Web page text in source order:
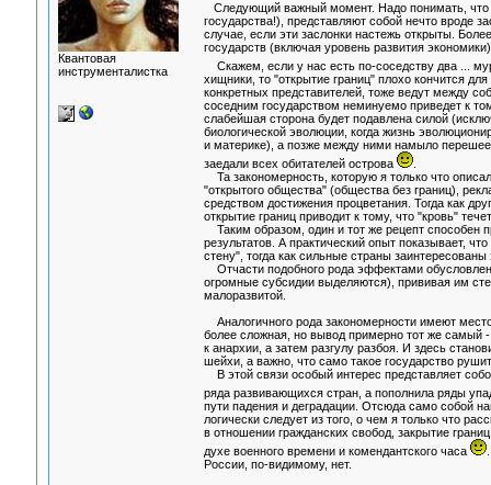
Квантовая
инструменталистка
Следующий важный момент. Надо понимать, что
государства!), представляют собой нечто вроде
случае, если эти заслонки настежь открыты.
государств (включая уровень развития
Скажем, если у нас есть по-соседству два ...
хищники, то "открытие границ" плохо кончится
конкретных представителей, тоже ведут между
соседним государством неминуемо приведет к
слабейшая сторона будет подавлена силой
биологической эволюции, когда жизнь
и материке), а позже между ними намыло
заедали всех обитателей острова
.
Та закономерность, которую я только что
"открытого общества" (общества без границ),
средством достижения процветания. Тогда как
открытие границ приводит к тому, что "кровь"
Таким образом, один и тот же рецепт способен
результатов. А практический опыт показывает,
стену", тогда как сильные страны
Отчасти подобного рода эффектами
огромные субсидии выделяются), прививая им
малоразвитой.
Аналогичного рода закономерности имеют
более сложная, но вывод примерно тот же самый
к анархии, а затем разгулу разбоя. И здесь
шейхи, а важно, что само такое государство
В этой связи особый интерес представляет
ряда развивающихся стран, а пополнила ряды
пути падения и деградации. Отсюда само собой
логически следует из того, о чем я только что
в отношении гражданских свобод, закрытие
духе военного времени и комендантского часа
России, по-видимому, нет.